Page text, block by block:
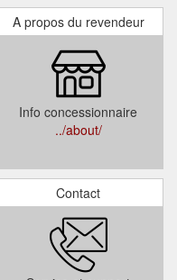
sur la carte-cadeau
A propos du revendeur